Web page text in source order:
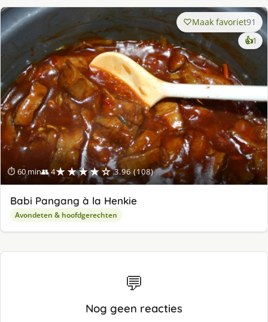
⏱ 60 min👥 4★★★★☆ 3.96 (108)
Maak favoriet91
👍1
Babi Pangang à la Henkie
Avondeten & hoofdgerechten
💬
Nog geen reacties